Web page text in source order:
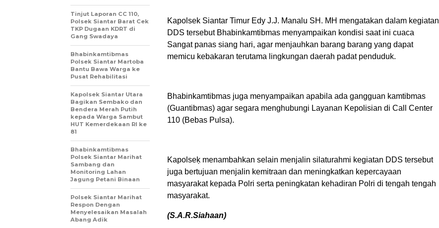
Kapolsek Siantar Timur Edy J.J. Manalu SH. MH mengatakan dalam kegiatan
DDS tersebut Bhabinkamtibmas menyampaikan kondisi saat ini cuaca
Sangat panas siang hari, agar menjauhkan barang barang yang dapat
memicu kebakaran terutama lingkungan daerah padat penduduk.
Bhabinkamtibmas juga menyampaikan apabila ada gangguan kamtibmas
(Guantibmas) agar segara menghubungi Layanan Kepolisian di Call Center
110 (Bebas Pulsa).
Kapolseķ menambahkan selain menjalin silaturahmi kegiatan DDS tersebut
juga bertujuan menjalin kemitraan dan meningkatkan kepercayaan
masyarakat kepada Polri serta peningkatan kehadiran Polri di tengah tengah
masyarakat.
(S.A.R.Siahaan)
Tinjut Laporan CC 110,
Polsek Siantar Barat Cek
TKP Dugaan KDRT di
Gang Swadaya
Bhabinkamtibmas
Polsek Siantar Martoba
Bantu Bawa Warga ke
Pusat Rehabilitasi
Kapolsek Siantar Utara
Bagikan Sembako dan
Bendera Merah Putih
kepada Warga Sambut
HUT Kemerdekaan RI ke
81
Bhabinkamtibmas
Polsek Siantar Marihat
Sambang dan
Monitoring Lahan
Jagung Petani Binaan
Polsek Siantar Marihat
Respon Dengan
Menyelesaikan Masalah
Abang Adik